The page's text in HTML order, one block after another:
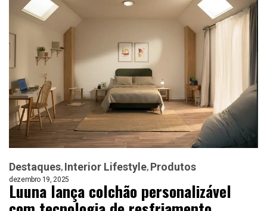
Destaques Interior Lifestyle Produtos
dezembro 19, 2025
Luuna lança colchão personalizável